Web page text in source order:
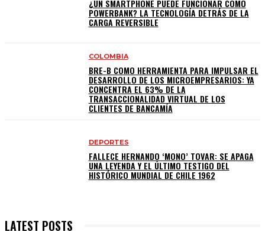
¿UN SMARTPHONE PUEDE FUNCIONAR COMO
POWERBANK? LA TECNOLOGÍA DETRÁS DE LA
CARGA REVERSIBLE
COLOMBIA
BRE-B COMO HERRAMIENTA PARA IMPULSAR EL
DESARROLLO DE LOS MICROEMPRESARIOS: YA
CONCENTRA EL 63% DE LA
TRANSACCIONALIDAD VIRTUAL DE LOS
CLIENTES DE BANCAMÍA
DEPORTES
FALLECE HERNANDO ‘MONO’ TOVAR: SE APAGA
UNA LEYENDA Y EL ÚLTIMO TESTIGO DEL
HISTÓRICO MUNDIAL DE CHILE 1962
LATEST POSTS